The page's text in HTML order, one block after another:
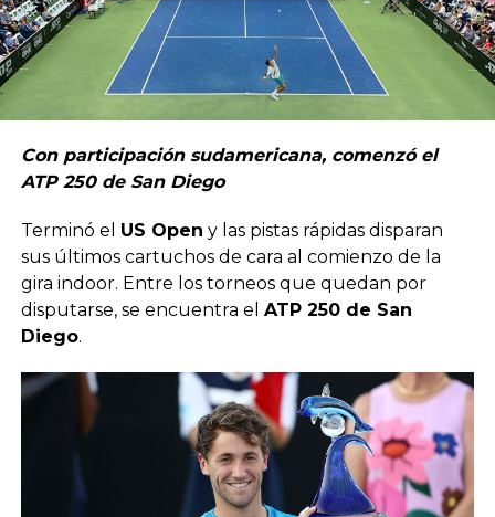
Con participación sudamericana, comenzó el
ATP 250 de San Diego
Terminó el US Open y las pistas rápidas disparan
sus últimos cartuchos de cara al comienzo de la
gira indoor. Entre los torneos que quedan por
disputarse, se encuentra el ATP 250 de San
Diego.